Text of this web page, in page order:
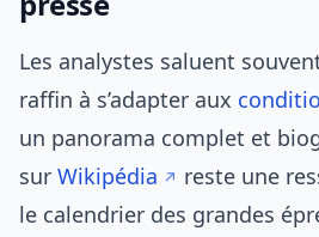
Les analystes saluent
raffin à s’adapter aux
un panorama complet et
sur Wikipédia
reste une
le calendrier des grandes